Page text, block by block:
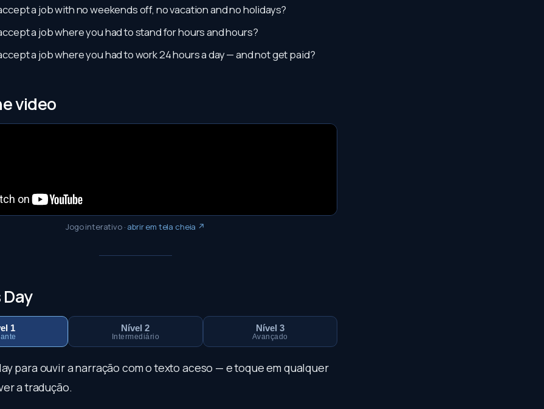
a job with no weekends off, no vacation and no holidays?
a job where you had to stand for hours and hours?
a job where you had to work 24 hours a day — and not get paid?
video
Jogo interativo· abrir em tela cheia ↗
1 Nível 2
Intermediário
Nível 3
Avançado
para ouvir a narração com o texto aceso — e toque em qualquer
a tradução.